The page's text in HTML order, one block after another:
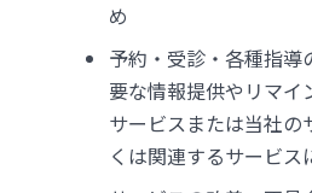
め
予約・受診・各種指
要な情報提供やリマイ
サービスまたは当社の
くは関連するサービ